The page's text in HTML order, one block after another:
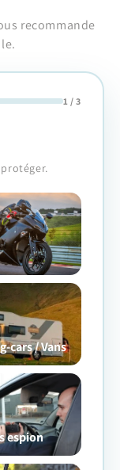
recommande
1 / 3
cars / Vans
espion